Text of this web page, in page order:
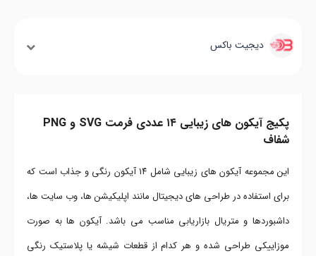
دیجیت باکس
پکیج آیکون های زیبایی ۱۴ عددی فرمت SVG و PNG
شفاف
این مجموعه آیکون های زیبایی شامل ۱۴ آیکون رنگی و جذاب است که
برای استفاده در طراحی های دیجیتال مانند اپلیکیشن ها، وب سایت ها،
داشبوردها و متریال بازاریابی مناسب می باشد. آیکون ها به صورت
موزاییکی طراحی شده و هر کدام از قطعات شیشه یا پلاستیک رنگی